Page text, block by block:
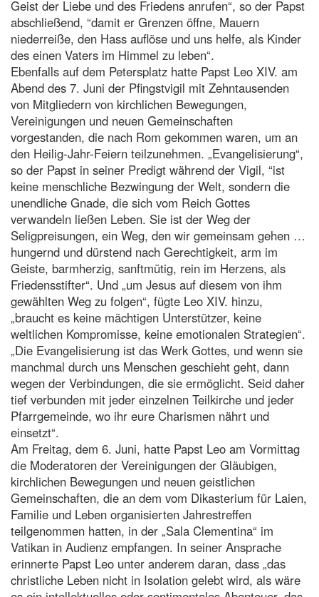
Geist der Liebe und des Friedens anrufen“, so der Papst
abschließend, “damit er Grenzen öffne, Mauern
niederreiße, den Hass auflöse und uns helfe, als Kinder
des einen Vaters im Himmel zu leben“.
Ebenfalls auf dem Petersplatz hatte Papst Leo XIV. am
Abend des 7. Juni der Pfingstvigil mit Zehntausenden
von Mitgliedern von kirchlichen Bewegungen,
Vereinigungen und neuen Gemeinschaften
vorgestanden, die nach Rom gekommen waren, um an
den Heilig-Jahr-Feiern teilzunehmen. „Evangelisierung“,
so der Papst in seiner Predigt während der Vigil, “ist
keine menschliche Bezwingung der Welt, sondern die
unendliche Gnade, die sich vom Reich Gottes
verwandeln ließen Leben. Sie ist der Weg der
Seligpreisungen, ein Weg, den wir gemeinsam gehen …
hungernd und dürstend nach Gerechtigkeit, arm im
Geiste, barmherzig, sanftmütig, rein im Herzens, als
Friedensstifter“. Und „um Jesus auf diesem von ihm
gewählten Weg zu folgen“, fügte Leo XIV. hinzu,
„braucht es keine mächtigen Unterstützer, keine
weltlichen Kompromisse, keine emotionalen Strategien“.
„Die Evangelisierung ist das Werk Gottes, und wenn sie
manchmal durch uns Menschen geschieht geht, dann
wegen der Verbindungen, die sie ermöglicht. Seid daher
tief verbunden mit jeder einzelnen Teilkirche und jeder
Pfarrgemeinde, wo ihr eure Charismen nährt und
einsetzt“.
Am Freitag, dem 6. Juni, hatte Papst Leo am Vormittag
die Moderatoren der Vereinigungen der Gläubigen,
kirchlichen Bewegungen und neuen geistlichen
Gemeinschaften, die an dem vom Dikasterium für Laien,
Familie und Leben organisierten Jahrestreffen
teilgenommen hatten, in der „Sala Clementina“ im
Vatikan in Audienz empfangen. In seiner Ansprache
erinnerte Papst Leo unter anderem daran, dass „das
christliche Leben nicht in Isolation gelebt wird, als wäre